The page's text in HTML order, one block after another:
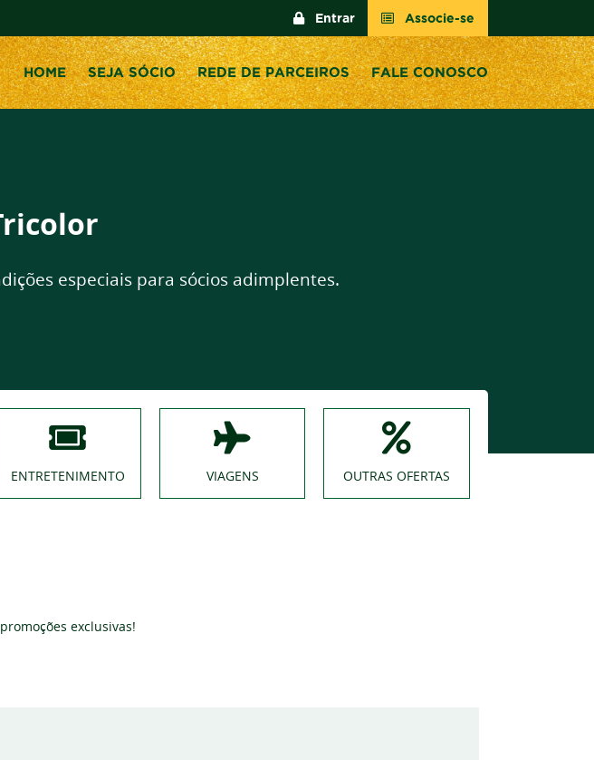
Entrar Associe-se
HOME SEJA SÓCIO REDE DE PARCEIROS FALE CONOSCO
especiais para sócios adimplentes.
ENTRETENIMENTO VIAGENS OUTRAS OFERTAS
exclusivas!